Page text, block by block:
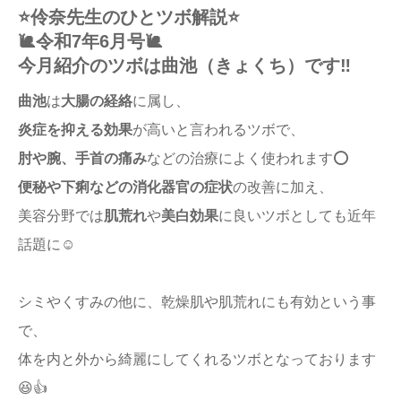
⭐️伶奈先生のひとツボ解説⭐️
🐌令和7年6月号🐌
今月紹介のツボは曲池（きょくち）です‼️
曲池は大腸の経絡に属し、
炎症を抑える効果が高いと言われるツボで、
肘や腕、手首の痛みなどの治療によく使われます⭕️
便秘や下痢などの消化器官の症状の改善に加え、
美容分野では肌荒れや美白効果に良いツボとしても近年
話題に☺️
シミやくすみの他に、乾燥肌や肌荒れにも有効という事
で、
体を内と外から綺麗にしてくれるツボとなっております
😆👍